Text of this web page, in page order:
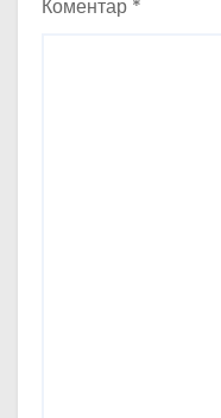
Коментар *